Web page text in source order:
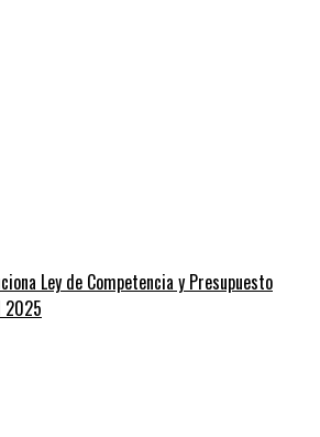
Ley de Competencia y Presupuesto
2025